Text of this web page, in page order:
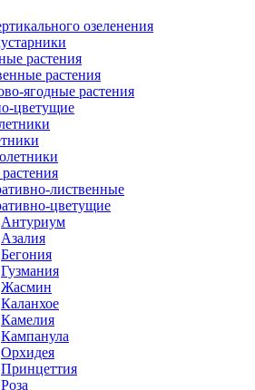
озеленения
растения
растения
ягодные растения
цветущие
лиственные
цветущие
Антуриум
Азалия
Бегония
Гузмания
Жасмин
Каланхое
Камелия
Кампанула
Орхидея
Принцеттия
Роза